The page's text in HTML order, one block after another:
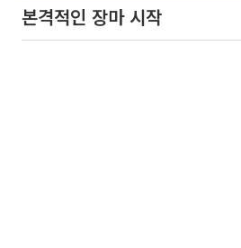
본격적인 장마 시작